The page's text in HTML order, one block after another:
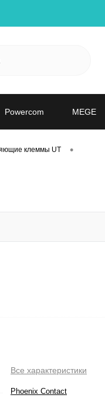
Powercom MEGE
клеммы UT •
Все характеристики
Phoenix Contact